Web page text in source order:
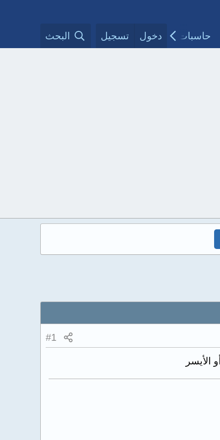
حاسبات طبية مقالات الأطباءدخول تسجيل البحث
#1
الأيسر